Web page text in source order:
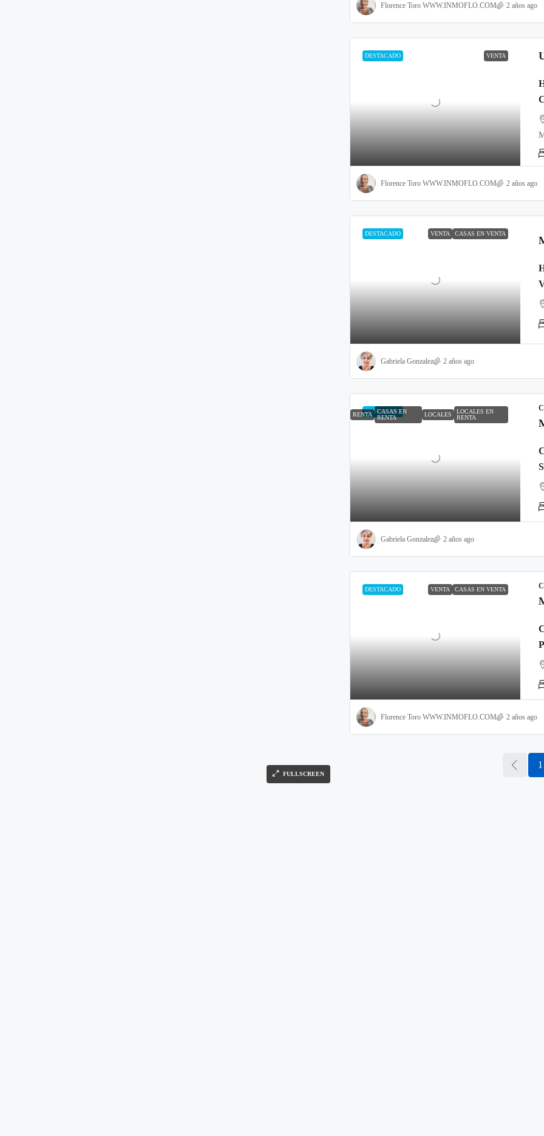
FULLSCREEN
Florence Toro WWW.INMOFLO.COM 2 años ago
DESTACADO VENTA
Florence Toro WWW.INMOFLO.COM 2 años ago
DESTACADO VENTA CASAS EN VENTA
Gabriela Gonzalez 2 años ago
DESTACADO
RENTA
CASAS EN
RENTA
LOCALES
LOCALES EN
RENTA
Gabriela Gonzalez 2 años ago
DESTACADO VENTA CASAS EN VENTA
Florence Toro WWW.INMOFLO.COM 2 años ago
1